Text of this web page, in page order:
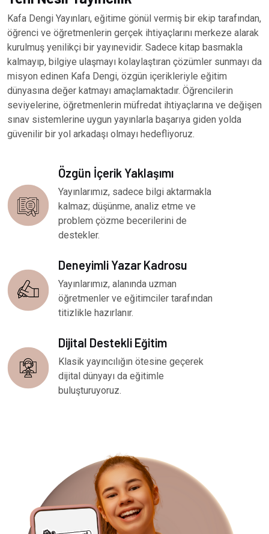
Kafa Dengi Yayınları, eğitime gönül vermiş bir ekip tarafından,
öğrenci ve öğretmenlerin gerçek ihtiyaçlarını merkeze alarak
kurulmuş yenilikçi bir yayınevidir. Sadece kitap basmakla
kalmayıp, bilgiye ulaşmayı kolaylaştıran çözümler sunmayı da
misyon edinen Kafa Dengi, özgün içerikleriyle eğitim
dünyasına değer katmayı amaçlamaktadır. Öğrencilerin
seviyelerine, öğretmenlerin müfredat ihtiyaçlarına ve değişen
sınav sistemlerine uygun yayınlarla başarıya giden yolda
güvenilir bir yol arkadaşı olmayı hedefliyoruz.
Özgün İçerik Yaklaşımı
Yayınlarımız, sadece bilgi aktarmakla
kalmaz; düşünme, analiz etme ve
problem çözme becerilerini de
destekler.
Deneyimli Yazar Kadrosu
Yayınlarımız, alanında uzman
öğretmenler ve eğitimciler tarafından
titizlikle hazırlanır.
Dijital Destekli Eğitim
Klasik yayıncılığın ötesine geçerek
dijital dünyayı da eğitimle
buluşturuyoruz.